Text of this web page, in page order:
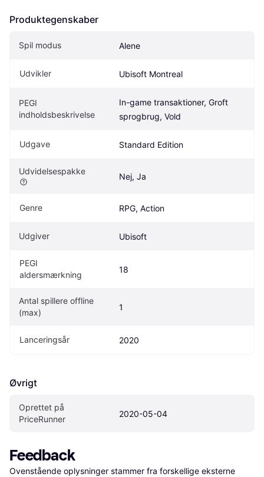
Produktegenskaber
Spil modus Alene
Udvikler Ubisoft Montreal
PEGI
indholdsbeskrivelse
In-game transaktioner, Groft
sprogbrug, Vold
Udgave Standard Edition
Udvidelsespakke
Nej, Ja
Genre RPG, Action
Udgiver Ubisoft
PEGI
aldersmærkning
18
Antal spillere offline
(max)
1
Lanceringsår 2020
Øvrigt
Oprettet på
PriceRunner
2020-05-04
Feedback
Ovenstående oplysninger stammer fra forskellige eksterne